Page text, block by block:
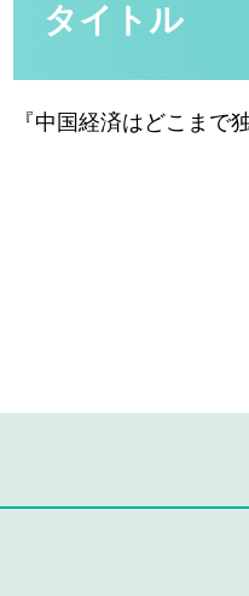
タイトル
『中国経済はどこまで